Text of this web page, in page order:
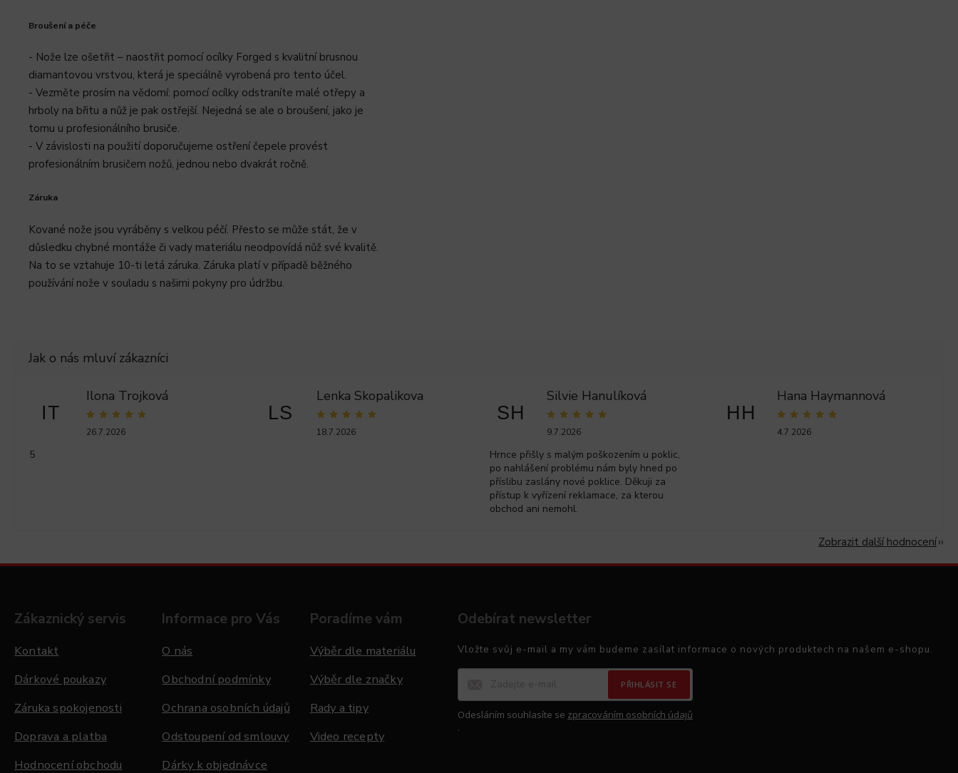
Broušení a péče
- Nože lze ošetřit – naostřit pomocí ocílky Forged s kvalitní brusnou
diamantovou vrstvou, která je speciálně vyrobená pro tento účel.
- Vezměte prosím na vědomí: pomocí ocílky odstraníte malé otřepy a
hrboly na břitu a nůž je pak ostřejší. Nejedná se ale o broušení, jako je
tomu u profesionálního brusiče.
- V závislosti na použití doporučujeme ostření čepele provést
profesionálním brusičem nožů, jednou nebo dvakrát ročně.
Záruka
Kované nože jsou vyráběny s velkou péčí. Přesto se může stát, že v
důsledku chybné montáže či vady materiálu neodpovídá nůž své kvalitě.
Na to se vztahuje 10-ti letá záruka. Záruka platí v případě běžného
používání nože v souladu s našimi pokyny pro údržbu.
IT
Ilona Trojková
26.7.2026
5
LS
Lenka Skopalikova
18.7.2026
SH
Silvie Hanulíková
9.7.2026
Hrnce přišly s malým poškozením u poklic,
po nahlášení problému nám byly hned po
příslibu zaslány nové poklice. Děkuji za
přístup k vyřízení reklamace, za kterou
obchod ani nemohl.
HH
Hana Haymannová
4.7.2026
Zobrazit další hodnocení
Zákaznický servis
Kontakt
Dárkové poukazy
Záruka spokojenosti
Doprava a platba
Hodnocení obchodu
Informace pro Vás
O nás
Obchodní podmínky
Ochrana osobních údajů
Odstoupení od smlouvy
Dárky k objednávce
Poradíme vám
Výběr dle materiálu
Výběr dle značky
Rady a tipy
Video recepty
Odebírat newsletter
Vložte svůj e-mail a my vám budeme zasílat informace o nových produktech na našem e-shopu.
PŘIHLÁSIT SE
Odesláním souhlasíte se zpracováním osobních údajů
.